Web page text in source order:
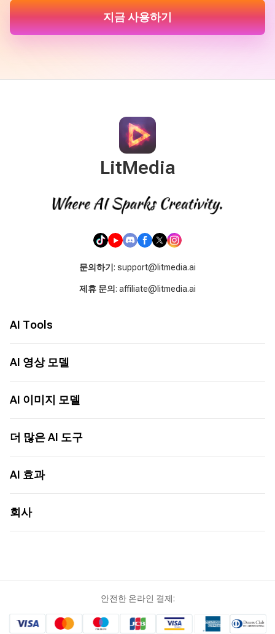
지금 사용하기
LitMedia
문의하기 : support@litmedia.ai
제휴 문의: affiliate@litmedia.ai
AI Tools
AI 음악 생성기
Seed Audio 1.0
이미지 → 비디오
텍스트 → 비디오
이미지에서 이미지로
텍스트에서 이미지로
AI 비디오 애니메이션
AI 비디오 익스텐더
AI 허그 생성기
AI 영상 모델
Seedance 2.5
Seedance 2.0
Seedance 2.0 Mini
Grok 1.5
Happy Horse 1.0
Sora 2 Pro
Veo 3.1
Kling 3.0
Vidu Q3
더 많은 모델
AI 이미지 모델
Nano Banana 2
Seedream 5.0
Seedream 5.0 Pro
Seedream 4.5
Flux
더 많은 모델
더 많은 AI 도구
AI 월드컵 노래
AI 장난 영상 생성기
AI 틱톡 광고 제작기
AI 손금 분석
AI 틱톡 동영상
AI 효과
AI 댄싱 생성기
AI 줄거리 생성기
AI 야구 응원 영상
회사
자주 묻는 질문
파트너 되기
쿠키 정책
안전한 온라인 결제: